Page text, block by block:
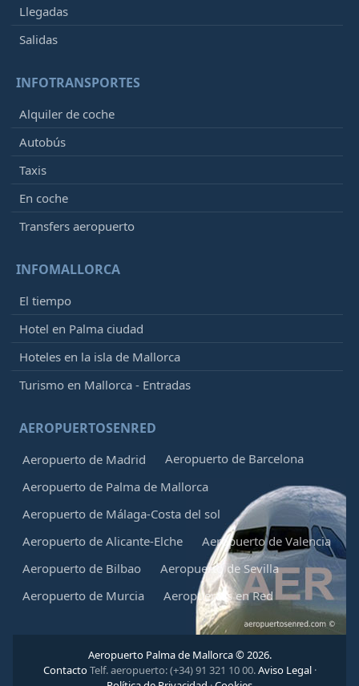
Llegadas
Salidas
INFOTRANSPORTES
Alquiler de coche
Autobús
Taxis
En coche
Transfers aeropuerto
INFOMALLORCA
El tiempo
Hotel en Palma ciudad
Hoteles en la isla de Mallorca
Turismo en Mallorca - Entradas
AEROPUERTOSENRED
Aeropuerto de Madrid
Aeropuerto de Barcelona
Aeropuerto de Palma de Mallorca
Aeropuerto de Málaga-Costa del sol
Aeropuerto de Alicante-Elche
Aeropuerto de Valencia
Aeropuerto de Bilbao
Aeropuerto de Sevilla
Aeropuerto de Murcia
Aeropuertos en Red
Aeropuerto Palma de Mallorca © 2026.
ContactoTelf. aeropuerto: (+34) 91 321 10 00.Aviso Legal·